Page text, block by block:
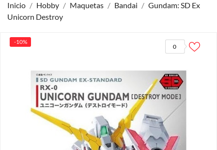
Inicio Hobby Maquetas Bandai
Gundam: SD Ex
Unicorn Destroy
0
-10%